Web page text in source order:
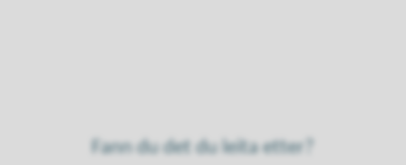
Fann du det du leita etter?